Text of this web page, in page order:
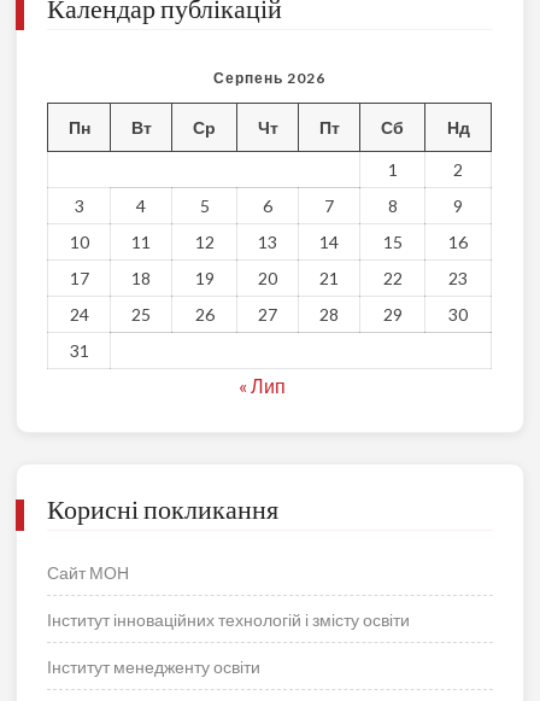
Календар публікацій
Серпень 2026
Пн Вт Ср Чт Пт Сб Нд
1
2
3
4 5 6 7 8
9
10
11 12 13 14 15
16
17
18 19 20 21 22
23
24
25 26 27 28 29
30
31
« Лип
Корисні покликання
Сайт МОН
Інститут інноваційних технологій і змісту освіти
Інститут менедженту освіти